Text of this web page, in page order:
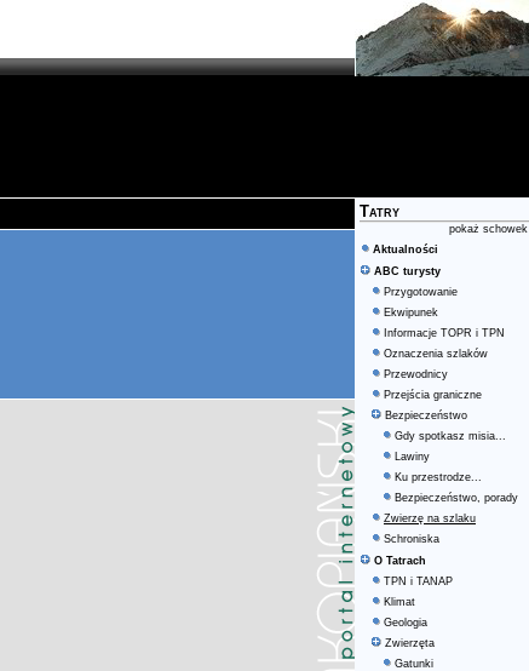
Tatry
pokaż schowek
Aktualności
ABC turysty
Przygotowanie
Ekwipunek
Informacje TOPR i TPN
Oznaczenia szlaków
Przewodnicy
Przejścia graniczne
Bezpieczeństwo
Gdy spotkasz misia...
Lawiny
Ku przestrodze...
Bezpieczeństwo, porady
Zwierzę na szlaku
Schroniska
O Tatrach
TPN i TANAP
Klimat
Geologia
Zwierzęta
Gatunki